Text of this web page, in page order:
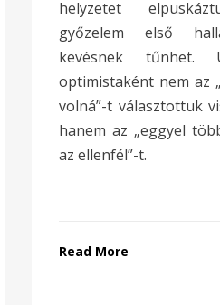
helyzetet
győzelem első
kevésnek tűnhet.
optimistaként nem az
volná”-t választottuk
hanem az „eggyel
az ellenfél”-t.
Read More